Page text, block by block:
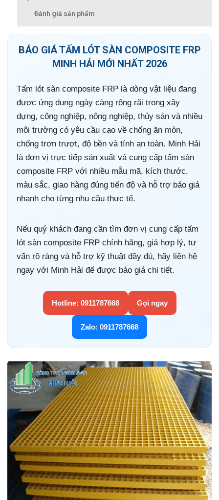
Đánh giá sản phẩm
BÁO GIÁ TẤM LÓT SÀN COMPOSITE FRP
MINH HẢI MỚI NHẤT 2026
Tấm lót sàn composite FRP là dòng vật liệu đang
được ứng dụng ngày càng rộng rãi trong xây
dựng, công nghiệp, nông nghiệp, thủy sản và nhiều
môi trường có yêu cầu cao về chống ăn mòn,
chống trơn trượt, độ bền và tính an toàn. Minh Hải
là đơn vị trực tiếp sản xuất và cung cấp tấm sàn
composite FRP với nhiều mẫu mã, kích thước,
màu sắc, giao hàng đúng tiến độ và hỗ trợ báo giá
nhanh cho từng nhu cầu thực tế.
Nếu quý khách đang cần tìm đơn vị cung cấp tấm
lót sàn composite FRP chính hãng, giá hợp lý, tư
vấn rõ ràng và hỗ trợ kỹ thuật đầy đủ, hãy liên hệ
ngay với Minh Hải để được báo giá chi tiết.
Hotline: 0911787668 Gọi ngay
Zalo: 0911787668